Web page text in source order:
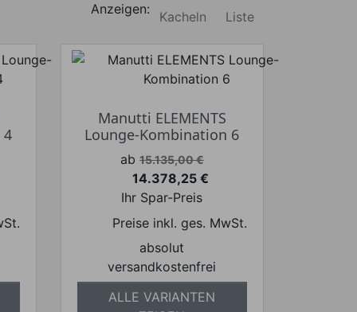
Anzeigen: Kacheln Liste
4
Manutti ELEMENTS
Lounge-Kombination 6
Verkaufspreis
ab 15.135,00 €
Preis
14.378,25 €
Ihr Spar-Preis
Preise inkl. ges. MwSt.
absolut
versandkostenfrei
ALLE VARIANTEN